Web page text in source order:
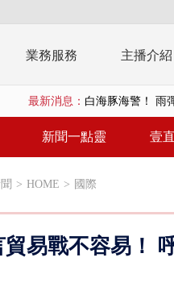
業務服務 主播介紹
最新消息： 沖繩機場航班取
泰國傳嚴重校園
新聞一點靈 壹
> HOME > 國際
易戰不容易！